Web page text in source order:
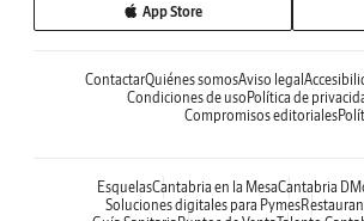
App Store
ContactarQuiénes somosAviso legal
Condiciones de uso Política de
Compromisos editoriales
EsquelasCantabria en la MesaCantabria
Soluciones digitales para Pymes